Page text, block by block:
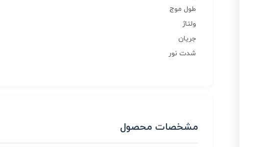
طول موج
ولتاژ
جریان
شدت نور
مشخصات محصول